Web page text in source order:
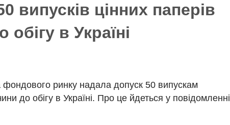
цінних паперів
в Україні
фондового ринку надала допуск 50 випускам
до обігу в Україні. Про це йдеться у повідомленні
<b> <img>